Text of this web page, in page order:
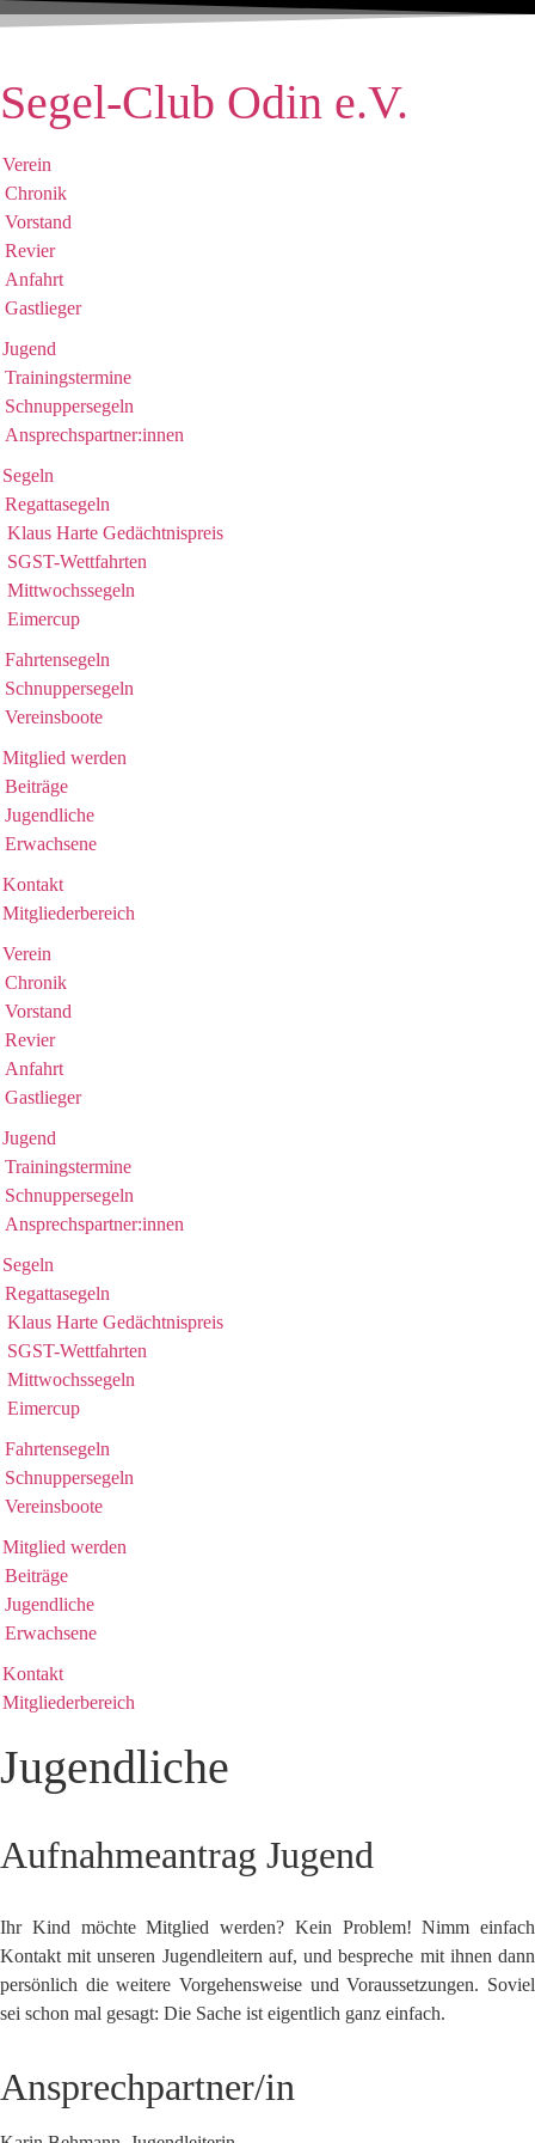
Zum
Segel-Club Odin e.V.
Verein
Chronik
Vorstand
Revier
Anfahrt
Gastlieger
Jugend
Trainingstermine
Schnuppersegeln
Ansprechspartner:innen
Segeln
Regattasegeln
Klaus Harte Gedächtnispreis
SGST-Wettfahrten
Mittwochssegeln
Eimercup
Fahrtensegeln
Schnuppersegeln
Vereinsboote
Mitglied werden
Beiträge
Jugendliche
Erwachsene
Kontakt
Mitgliederbereich
Verein
Chronik
Vorstand
Revier
Anfahrt
Gastlieger
Jugend
Trainingstermine
Schnuppersegeln
Ansprechspartner:innen
Segeln
Regattasegeln
Klaus Harte Gedächtnispreis
SGST-Wettfahrten
Mittwochssegeln
Eimercup
Fahrtensegeln
Schnuppersegeln
Vereinsboote
Mitglied werden
Beiträge
Jugendliche
Erwachsene
Kontakt
Mitgliederbereich
Jugendliche
Aufnahmeantrag Jugend
Ihr Kind möchte Mitglied werden? Kein Problem! Nimm einfach
Kontakt mit unseren Jugendleitern auf, und bespreche mit ihnen dann
persönlich die weitere Vorgehensweise und Voraussetzungen. Soviel
sei schon mal gesagt: Die Sache ist eigentlich ganz einfach.
Ansprechpartner/in